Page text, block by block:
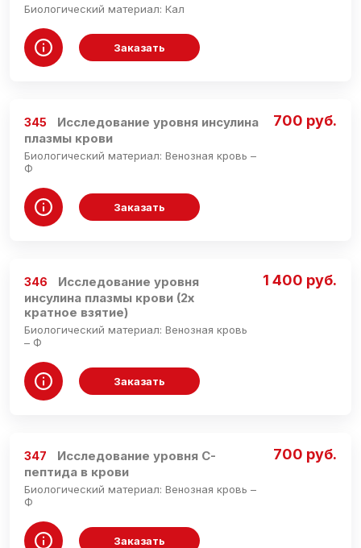
Биологический материал: Кал
Заказать
345
Исследование уровня инсулина
плазмы крови
Биологический материал: Венозная кровь –
Ф
700 руб.
Заказать
346
Исследование уровня
инсулина плазмы крови (2х
кратное взятие)
Биологический материал: Венозная кровь
– Ф
1 400 руб.
Заказать
347
Исследование уровня C-
пептида в крови
Биологический материал: Венозная кровь –
Ф
700 руб.
Заказать